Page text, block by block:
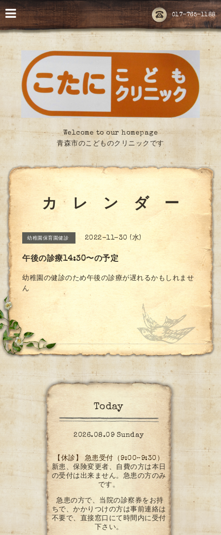
017-765-1188
Welcome to our homepage
青森市のこどものクリニックです
カ レ ン ダ ー
幼稚園保育園健診 2022-11-30 (水)
午後の診療14:30〜の予定
幼稚園の健診のため午後の診療が遅れるかもしれませ
ん
Today
2026.08.09 Sunday
【休診】 急患受付（9:00~9:30）
新患、保険変更者、自費の方は本日
の受付は出来ません。急患の方のみ
です。
急患の方で、当院の診察券をお持
ちで、かかりつけの方は事前連絡は
不要で、直接窓口にて時間内に受付
下さい。